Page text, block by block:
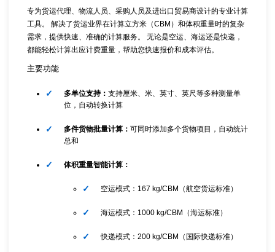
专为货运代理、物流人员、采购人员及进出口贸易商设计的专业计算
工具。 解决了货运业界在计算立方米（CBM）和体积重量时的复杂
需求，提供快速、准确的计算服务。 无论是空运、海运还是快递，
都能轻松计算出应计费重量，帮助您快速报价和成本评估。
主要功能
多单位支持： 支持厘米、米、英寸、英尺等多种测量单
位，自动转换计算
多件货物批量计算： 可同时添加多个货物项目，自动统计
总和
体积重量智能计算：
空运模式：167 kg/CBM（航空货运标准）
海运模式：1000 kg/CBM（海运标准）
快递模式：200 kg/CBM（国际快递标准）